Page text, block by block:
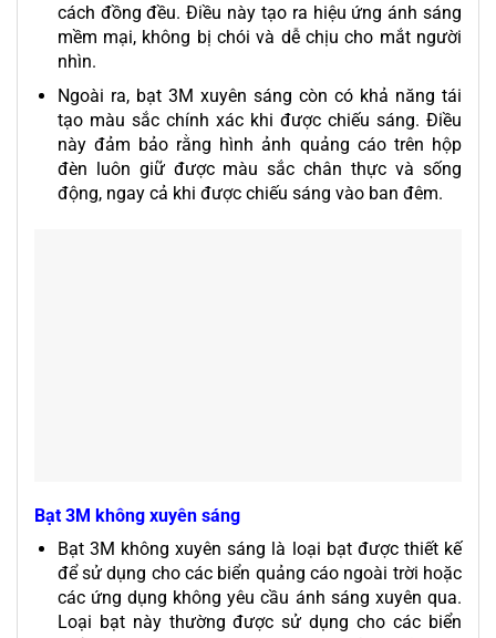
cách đồng đều. Điều này tạo ra hiệu ứng ánh sáng
mềm mại, không bị chói và dễ chịu cho mắt người
nhìn.
Ngoài ra, bạt 3M xuyên sáng còn có khả năng tái
tạo màu sắc chính xác khi được chiếu sáng. Điều
này đảm bảo rằng hình ảnh quảng cáo trên hộp
đèn luôn giữ được màu sắc chân thực và sống
động, ngay cả khi được chiếu sáng vào ban đêm.
Bạt 3M không xuyên sáng
Bạt 3M không xuyên sáng là loại bạt được thiết kế
để sử dụng cho các biển quảng cáo ngoài trời hoặc
các ứng dụng không yêu cầu ánh sáng xuyên qua.
Loại bạt này thường được sử dụng cho các biển